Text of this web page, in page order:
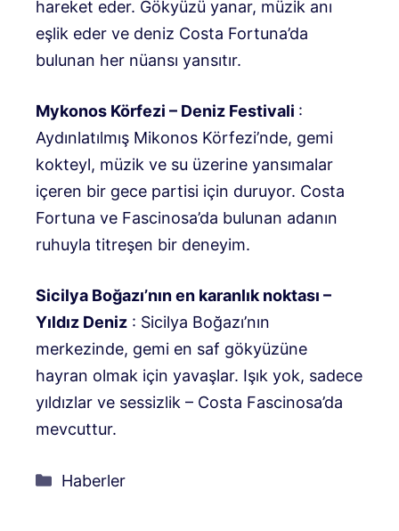
hareket eder. Gökyüzü yanar, müzik anı
eşlik eder ve deniz Costa Fortuna’da
bulunan her nüansı yansıtır.
Mykonos Körfezi – Deniz Festivali :
Aydınlatılmış Mikonos Körfezi’nde, gemi
kokteyl, müzik ve su üzerine yansımalar
içeren bir gece partisi için duruyor. Costa
Fortuna ve Fascinosa’da bulunan adanın
ruhuyla titreşen bir deneyim.
Sicilya Boğazı’nın en karanlık noktası –
Yıldız Deniz : Sicilya Boğazı’nın
merkezinde, gemi en saf gökyüzüne
hayran olmak için yavaşlar. Işık yok, sadece
yıldızlar ve sessizlik – Costa Fascinosa’da
mevcuttur.
Kategoriler
Haberler